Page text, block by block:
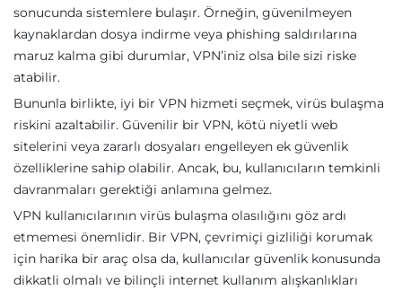
sonucunda sistemlere bulaşır. Örneğin, güvenilmeyen
kaynaklardan dosya indirme veya phishing saldırılarına
maruz kalma gibi durumlar, VPN’iniz olsa bile sizi riske
atabilir.
Bununla birlikte, iyi bir VPN hizmeti seçmek, virüs bulaşma
riskini azaltabilir. Güvenilir bir VPN, kötü niyetli web
sitelerini veya zararlı dosyaları engelleyen ek güvenlik
özelliklerine sahip olabilir. Ancak, bu, kullanıcıların temkinli
davranmaları gerektiği anlamına gelmez.
VPN kullanıcılarının virüs bulaşma olasılığını göz ardı
etmemesi önemlidir. Bir VPN, çevrimiçi gizliliği korumak
için harika bir araç olsa da, kullanıcılar güvenlik konusunda
dikkatli olmalı ve bilinçli internet kullanım alışkanlıkları